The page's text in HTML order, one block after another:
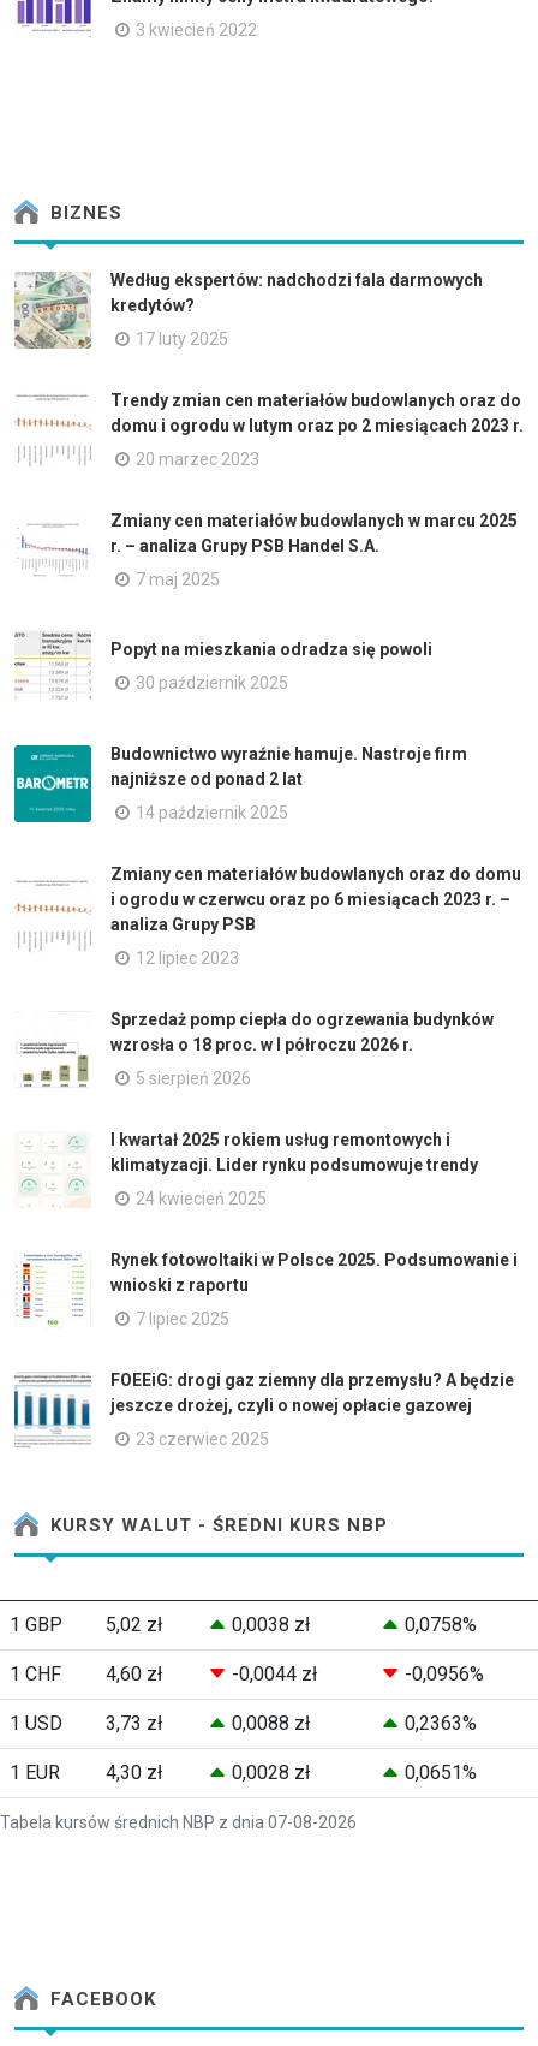
3 kwiecień 2022
BIZNES
Według ekspertów: nadchodzi fala darmowych
kredytów?
17 luty 2025
Trendy zmian cen materiałów budowlanych oraz do
domu i ogrodu w lutym oraz po 2 miesiącach 2023 r.
20 marzec 2023
Zmiany cen materiałów budowlanych w marcu 2025
r. – analiza Grupy PSB Handel S.A.
7 maj 2025
Popyt na mieszkania odradza się powoli
30 październik 2025
Budownictwo wyraźnie hamuje. Nastroje firm
najniższe od ponad 2 lat
14 październik 2025
Zmiany cen materiałów budowlanych oraz do domu
i ogrodu w czerwcu oraz po 6 miesiącach 2023 r. –
analiza Grupy PSB
12 lipiec 2023
Sprzedaż pomp ciepła do ogrzewania budynków
wzrosła o 18 proc. w I półroczu 2026 r.
5 sierpień 2026
I kwartał 2025 rokiem usług remontowych i
klimatyzacji. Lider rynku podsumowuje trendy
24 kwiecień 2025
Rynek fotowoltaiki w Polsce 2025. Podsumowanie i
wnioski z raportu
7 lipiec 2025
FOEEiG: drogi gaz ziemny dla przemysłu? A będzie
jeszcze drożej, czyli o nowej opłacie gazowej
23 czerwiec 2025
KURSY WALUT - ŚREDNI KURS NBP
Tabela kursów średnich NBP z dnia 07-08-2026
1 GBP 5,02 zł 0,0038 zł 0,0758%
1 CHF 4,60 zł -0,0044 zł -0,0956%
1 USD 3,73 zł 0,0088 zł 0,2363%
1 EUR 4,30 zł 0,0028 zł 0,0651%
FACEBOOK